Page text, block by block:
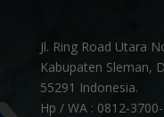
Jl. Ring Road Utara
Kabupaten Sleman,
55291 Indonesia.
Hp / WA : 0812-